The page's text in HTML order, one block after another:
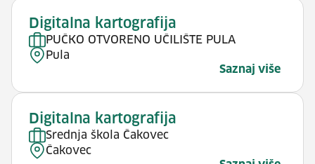
Digitalna kartografija
PUČKO OTVORENO UČILIŠTE PULA
Pula
Saznaj više
Digitalna kartografija
Srednja škola Čakovec
Čakovec